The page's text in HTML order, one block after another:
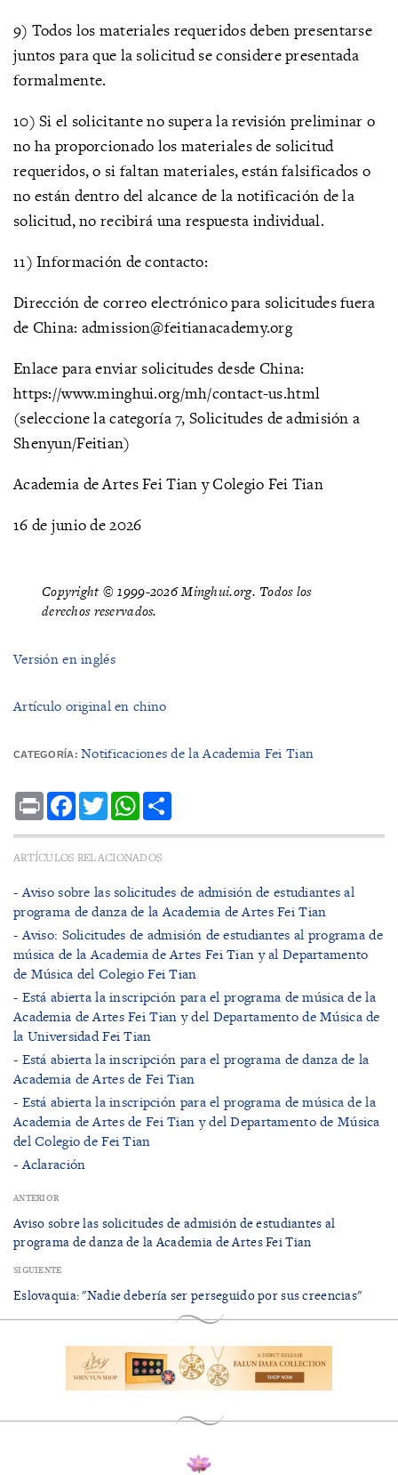
9) Todos los materiales requeridos deben presentarse
juntos para que la solicitud se considere presentada
formalmente.
10) Si el solicitante no supera la revisión preliminar o
no ha proporcionado los materiales de solicitud
requeridos, o si faltan materiales, están falsificados o
no están dentro del alcance de la notificación de la
solicitud, no recibirá una respuesta individual.
11) Información de contacto:
Dirección de correo electrónico para solicitudes fuera
de China: admission@feitianacademy.org
Enlace para enviar solicitudes desde China:
https://www.minghui.org/mh/contact-us.html
(seleccione la categoría 7, Solicitudes de admisión a
Shenyun/Feitian)
Academia de Artes Fei Tian y Colegio Fei Tian
16 de junio de 2026
Copyright © 1999-2026 Minghui.org. Todos los
derechos reservados.
Versión en inglés
Artículo original en chino
CATEGORÍA: Notificaciones de la Academia Fei Tian
Print Facebook
TwitterWhatsApp
ARTÍCULOS RELACIONADOS
- Aviso sobre las solicitudes de admisión de estudiantes al
programa de danza de la Academia de Artes Fei Tian
- Aviso: Solicitudes de admisión de estudiantes al programa de
música de la Academia de Artes Fei Tian y al Departamento
de Música del Colegio Fei Tian
- Está abierta la inscripción para el programa de música de la
Academia de Artes Fei Tian y del Departamento de Música de
la Universidad Fei Tian
- Está abierta la inscripción para el programa de danza de la
Academia de Artes de Fei Tian
- Está abierta la inscripción para el programa de música de la
Academia de Artes de Fei Tian y del Departamento de Música
del Colegio de Fei Tian
- Aclaración
ANTERIOR
Aviso sobre las solicitudes de admisión de estudiantes al
programa de danza de la Academia de Artes Fei Tian
SIGUIENTE
Eslovaquia: "Nadie debería ser perseguido por sus creencias"